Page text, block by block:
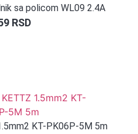
sa policom WL09 2.4A
RSD
KT-PK06P-5M 5m